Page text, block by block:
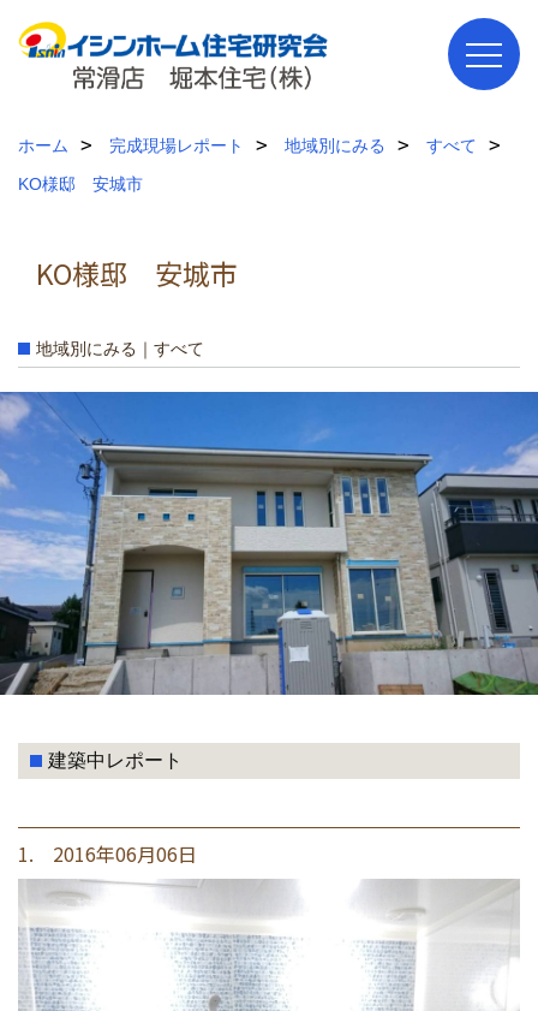
ホーム 完成現場レポート 地域別にみる
すべて
KO様邸 安城市
KO様邸 安城市
地域別にみる｜すべて
建築中レポート
1. 2016年06月06日